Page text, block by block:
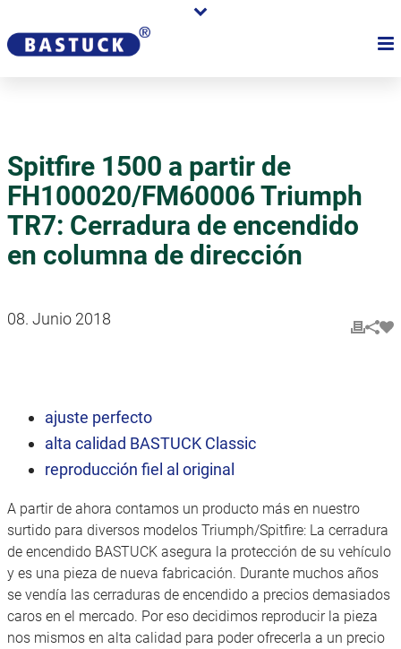
Spitfire 1500 a partir de
FH100020/FM60006 Triumph
TR7: Cerradura de encendido
en columna de dirección
08. Junio 2018
ajuste perfecto
alta calidad BASTUCK Classic
reproducción fiel al original
A partir de ahora contamos un producto más en nuestro
surtido para diversos modelos Triumph/Spitfire: La cerradura
de encendido BASTUCK asegura la protección de su vehículo
y es una pieza de nueva fabricación. Durante muchos años
se vendía las cerraduras de encendido a precios demasiados
caros en el mercado. Por eso decidimos reproducir la pieza
nos mismos en alta calidad para poder ofrecerla a un precio